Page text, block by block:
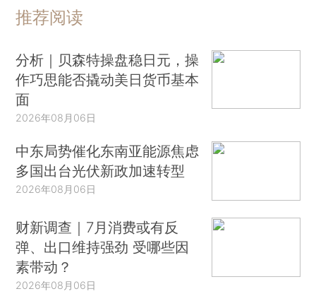
推荐阅读
分析｜贝森特操盘稳日元，操
作巧思能否撬动美日货币基本
面
2026年08月06日
中东局势催化东南亚能源焦虑
多国出台光伏新政加速转型
2026年08月06日
财新调查｜7月消费或有反
弹、出口维持强劲 受哪些因
素带动？
2026年08月06日